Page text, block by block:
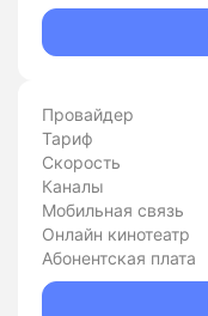
Провайдер
Тариф
Скорость
Каналы
Мобильная связь
Онлайн кинотеатр
Абонентская плата